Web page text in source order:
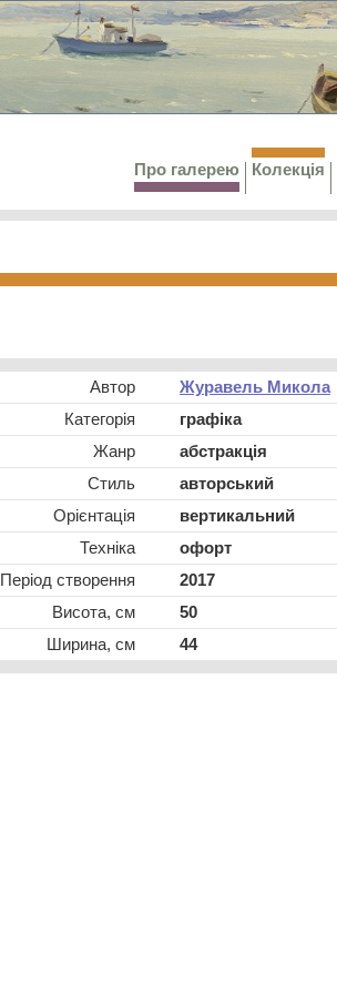
Про галерею Колекція
Автор
Журавель Микола
Категорія
графіка
Жанр
абстракція
Стиль
авторський
Oрієнтація
вертикальний
Техніка
офорт
Період створення
2017
Висота, см
50
Ширина, см
44